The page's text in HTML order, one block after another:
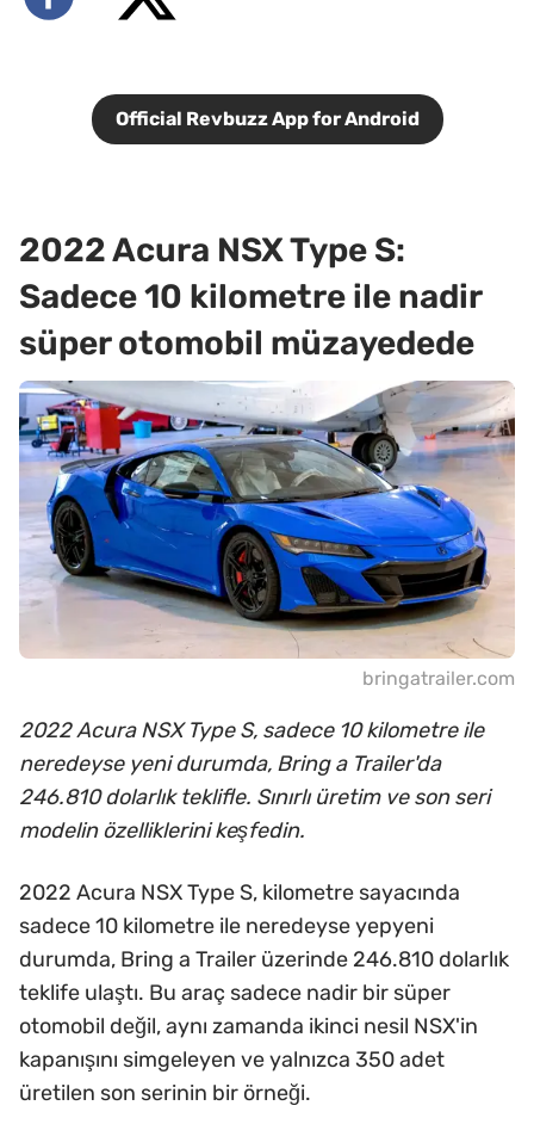
Official Revbuzz App for Android
2022 Acura NSX Type S:
Sadece 10 kilometre ile nadir
süper otomobil müzayedede
bringatrailer.com
2022 Acura NSX Type S, sadece 10 kilometre ile
neredeyse yeni durumda, Bring a Trailer'da
246.810 dolarlık teklifle. Sınırlı üretim ve son seri
modelin özelliklerini keşfedin.
2022 Acura NSX Type S, kilometre sayacında
sadece 10 kilometre ile neredeyse yepyeni
durumda, Bring a Trailer üzerinde 246.810 dolarlık
teklife ulaştı. Bu araç sadece nadir bir süper
otomobil değil, aynı zamanda ikinci nesil NSX'in
kapanışını simgeleyen ve yalnızca 350 adet
üretilen son serinin bir örneği.